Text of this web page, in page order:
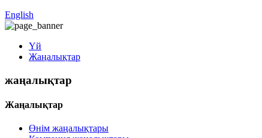
English
Үй
Жаңалықтар
жаңалықтар
Жаңалықтар
Өнім жаңалықтары